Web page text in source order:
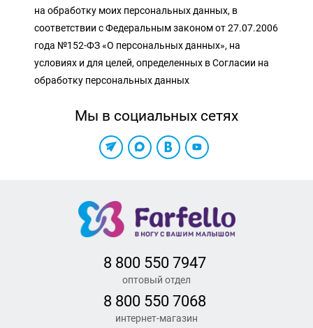
на обработку моих персональных данных, в
соответствии с Федеральным законом от 27.07.2006
года №152-ФЗ «О персональных данных», на
условиях и для целей, определенных в Согласии на
обработку персональных данных
Мы в социальных сетях
8 800 550 7947
оптовый отдел
8 800 550 7068
интернет-магазин